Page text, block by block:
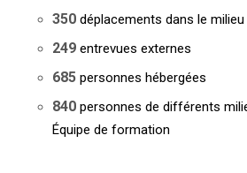
350 déplacements dans le milieu
249 entrevues externes
685 personnes hébergées
840 personnes de différents
Équipe de formation